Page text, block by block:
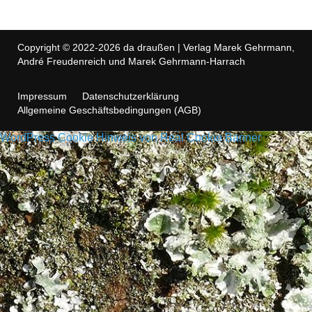
Copyright © 2022-2026 da draußen | Verlag Marek Gehrmann,
André Freudenreich und Marek Gehrmann-Harrach
Impressum
Datenschutzerklärung
Allgemeine Geschäftsbedingungen (AGB)
WordPress Cookie Hinweis von Real Cookie Banner